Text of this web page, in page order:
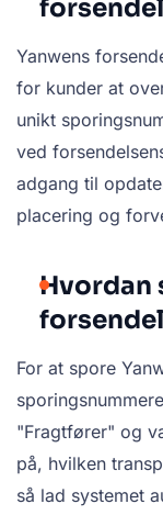
Yanwens
for kunder at
unikt
ved
adgang til
placering og
Hvordan
For at spore
"Fragtfører" og
på, hvilken
så lad systemet